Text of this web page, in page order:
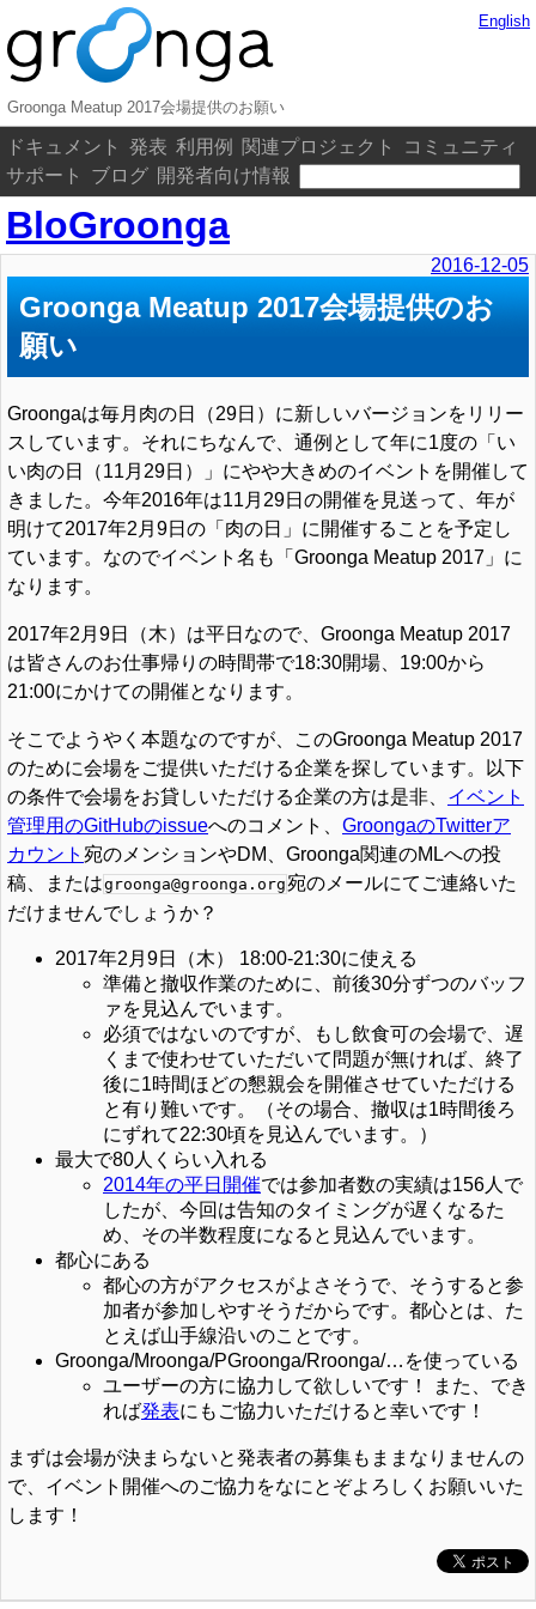
Groonga Meatup 2017会場提供のお願い
ドキュメント 発表 利用例 関連プロジェクト
コミュニティ
サポート
ブログ 開発者向け情報
English
BloGroonga
2016-12-05
Groonga Meatup 2017会場提供のお
願い
Groongaは毎月肉の日（29日）に新しいバージョンをリリー
スしています。それにちなんで、通例として年に1度の「い
い肉の日（11月29日）」にやや大きめのイベントを開催して
きました。今年2016年は11月29日の開催を見送って、年が
明けて2017年2月9日の「肉の日」に開催することを予定し
ています。なのでイベント名も「Groonga Meatup 2017」に
なります。
2017年2月9日（木）は平日なので、Groonga Meatup 2017
は皆さんのお仕事帰りの時間帯で18:30開場、19:00から
21:00にかけての開催となります。
そこでようやく本題なのですが、このGroonga Meatup 2017
のために会場をご提供いただける企業を探しています。以下
の条件で会場をお貸しいただける企業の方は是非、 イベント
管理用のGitHubのissueへのコメント、 GroongaのTwitterア
カウント 宛のメンションやDM、Groonga関連のMLへの投
稿、またはgroonga@groonga.org宛のメールにてご連絡いた
だけませんでしょうか？
2017年2月9日（木） 18:00-21:30に使える
準備と撤収作業のために、前後30分ずつのバッフ
ァを見込んでいます。
必須ではないのですが、もし飲食可の会場で、遅
くまで使わせていただいて問題が無ければ、終了
後に1時間ほどの懇親会を開催させていただける
と有り難いです。（その場合、撤収は1時間後ろ
にずれて22:30頃を見込んでいます。）
最大で80人くらい入れる
2014年の平日開催では参加者数の実績は156人で
したが、今回は告知のタイミングが遅くなるた
め、その半数程度になると見込んでいます。
都心にある
都心の方がアクセスがよさそうで、そうすると参
加者が参加しやすそうだからです。都心とは、た
とえば山手線沿いのことです。
Groonga/Mroonga/PGroonga/Rroonga/…を使っている
ユーザーの方に協力して欲しいです！ また、でき
れば発表にもご協力いただけると幸いです！
まずは会場が決まらないと発表者の募集もままなりませんの
で、イベント開催へのご協力をなにとぞよろしくお願いいた
します！